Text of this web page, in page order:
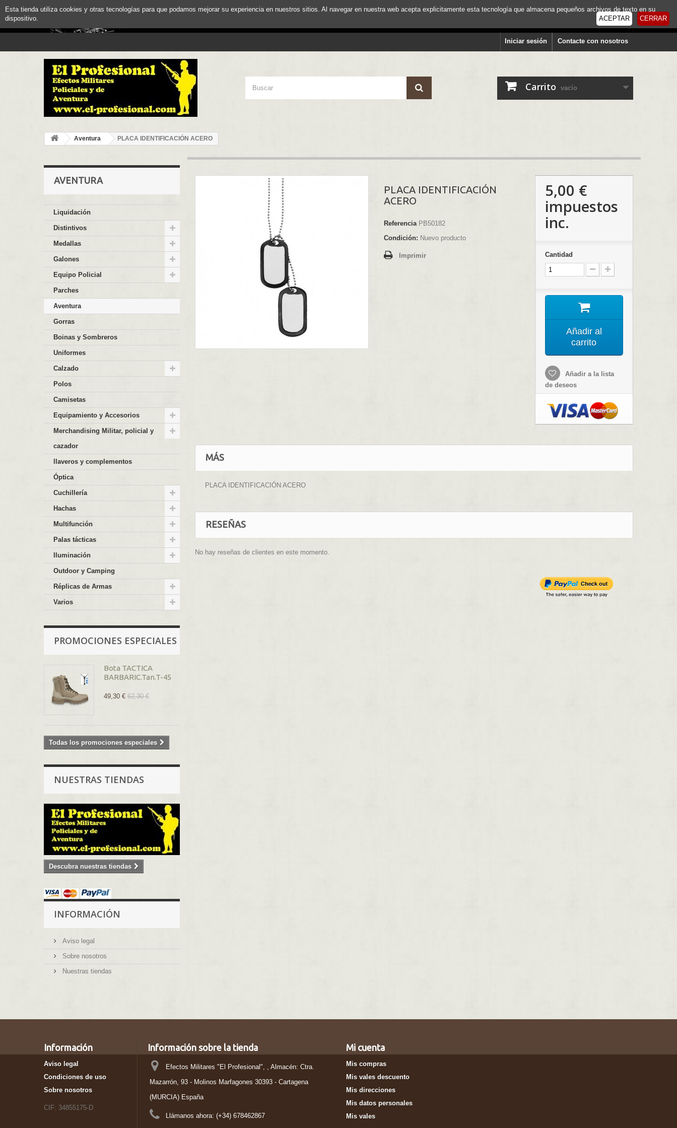
Contacte con nosotros
Iniciar sesión
Carrito vacío
Esta tienda utiliza cookies y otras tecnologías para que podamos mejorar su experiencia en nuestros sitios. Al navegar en nuestra web acepta explicitamente esta tecnología que almacena pequeños archivos de texto en su
dispositivo.
CERRAR
ACEPTAR
Aventura PLACA IDENTIFICACIÓN ACERO
AVENTURA
Liquidación
Distintivos
Medallas
Galones
Equipo Policial
Parches
Aventura
Gorras
Boinas y Sombreros
Uniformes
Calzado
Polos
Camisetas
Equipamiento y Accesorios
Merchandising Militar, policial y
cazador
llaveros y complementos
Óptica
Cuchillería
Hachas
Multifunción
Palas tácticas
Iluminación
Outdoor y Camping
Réplicas de Armas
Varios
PROMOCIONES ESPECIALES
Bota TACTICA
BARBARIC.Tan.T-45
49,30 € 62,30 €
Todas los promociones especiales
NUESTRAS TIENDAS
Descubra nuestras tiendas
INFORMACIÓN
Aviso legal
Sobre nosotros
Nuestras tiendas
PLACA IDENTIFICACIÓN
ACERO
Referencia PB50182
Condición: Nuevo producto
Imprimir
5,00 €
impuestos
inc.
Cantidad
Añadir al
carrito
Añadir a la lista
de deseos
MÁS
PLACA IDENTIFICACIÓN ACERO
RESEÑAS
No hay reseñas de clientes en este momento.
Información
Aviso legal
Condiciones de uso
Sobre nosotros
CIF: 34855175-D
Información sobre la tienda
Efectos Militares "El Profesional", , Almacén: Ctra.
Mazarrón, 93 - Molinos Marfagones 30393 - Cartagena
(MURCIA) España
Llámanos ahora: (+34) 678462867
Mi cuenta
Mis compras
Mis vales descuento
Mis direcciones
Mis datos personales
Mis vales